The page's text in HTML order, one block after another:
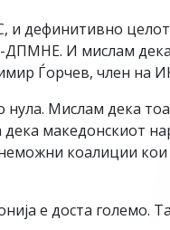
дефинитивно
И мислам
Ѓорчев, член
Мислам дека
македонскиот
коалиции
е доста